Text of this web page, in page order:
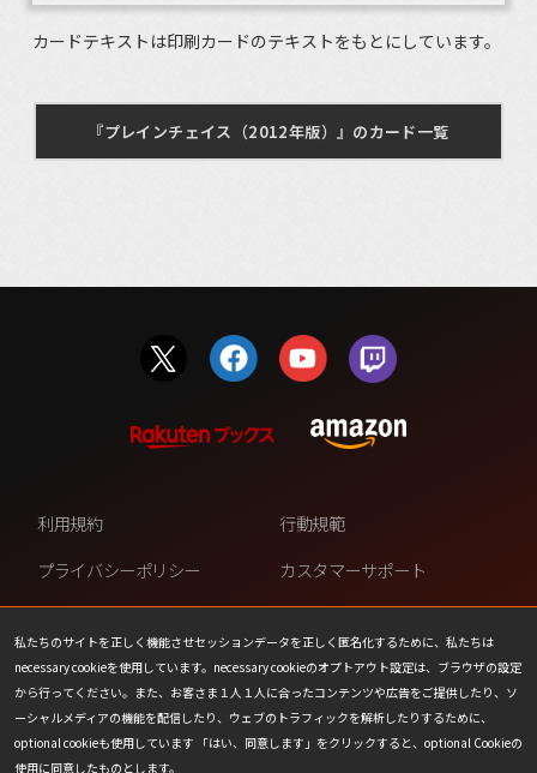
カードテキストは印刷カードのテキストをもとにしています。
『プレインチェイス（2012年版）』のカード一覧
私たちのサイトを正しく機能させセッションデータを正しく匿名化するために、私たちは
necessary cookieを使用しています。necessary cookieのオプトアウト設定は、ブラウザの設定
から行ってください。また、お客さま１人１人に合ったコンテンツや広告をご提供したり、ソ
ーシャルメディアの機能を配信したり、ウェブのトラフィックを解析したりするために、
optional cookieも使用しています 「はい、同意します」をクリックすると、optional Cookieの
使用に同意したものとします。
利用規約
行動規範
プライバシーポリシー
カスタマーサポート
ファンコンテンツ・ポリシー
個人情報の販売や共有を許可し
ない
COOKIE
プレスリリース
会社情報
お問い合わせ